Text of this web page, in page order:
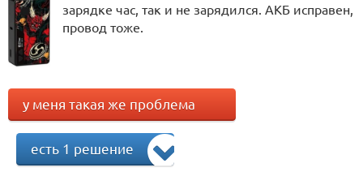
зарядке час, так и не зарядился. АКБ исправен,
провод тоже.
у меня такая же проблема
есть 1 решение